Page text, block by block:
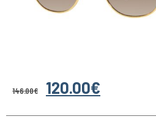
146.00€ 120.00€